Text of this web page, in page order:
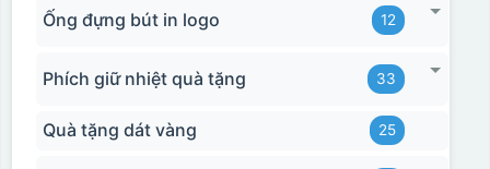
Ống đựng bút in logo 12
Phích giữ nhiệt quà tặng 33
Quà tặng dát vàng 25